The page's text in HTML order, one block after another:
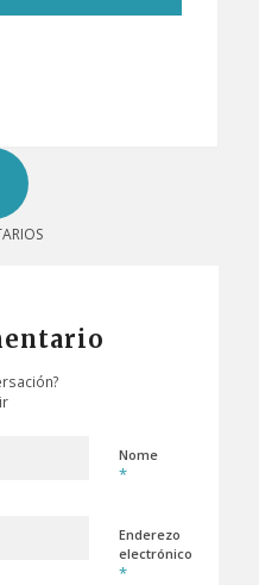
Nome
*
Enderezo
electrónico
*